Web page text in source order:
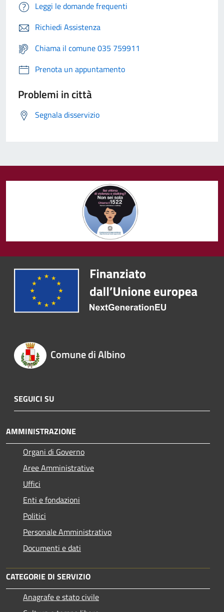
Leggi le domande frequenti
Richiedi Assistenza
Chiama il comune 035 759911
Prenota un appuntamento
Problemi in città
Segnala disservizio
Comune di Albino
SEGUICI SU
AMMINISTRAZIONE
Organi di Governo
Aree Amministrative
Uffici
Enti e fondazioni
Politici
Personale Amministrativo
Documenti e dati
CATEGORIE DI SERVIZIO
Anagrafe e stato civile